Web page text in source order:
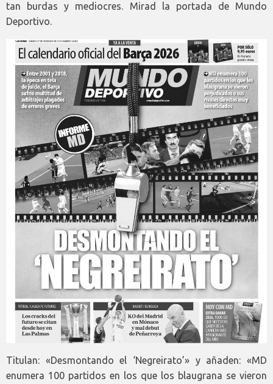
tan burdas y mediocres. Mirad la portada de Mundo
Deportivo.
Titulan: «Desmontando el ‘Negreirato’» y añaden: «MD
enumera 100 partidos en los que los blaugrana se vieron